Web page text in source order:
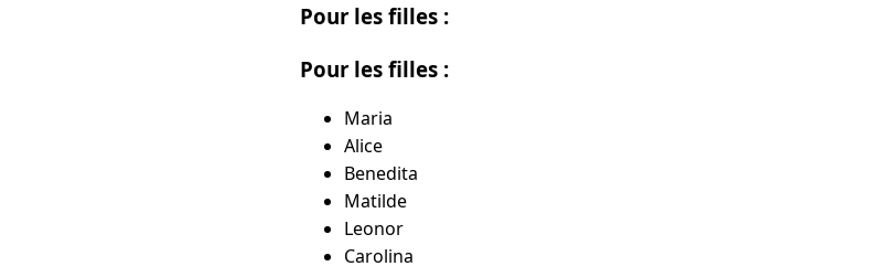
Pour les filles :
Pour les filles :
Maria
Alice
Benedita
Matilde
Leonor
Carolina